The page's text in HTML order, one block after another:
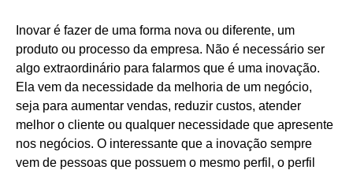
Inovar é fazer de uma forma nova ou diferente, um
produto ou processo da empresa. Não é necessário ser
algo extraordinário para falarmos que é uma inovação.
Ela vem da necessidade da melhoria de um negócio,
seja para aumentar vendas, reduzir custos, atender
melhor o cliente ou qualquer necessidade que apresente
nos negócios. O interessante que a inovação sempre
vem de pessoas que possuem o mesmo perfil, o perfil